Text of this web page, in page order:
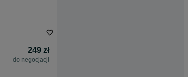
249 zł
do negocjacji